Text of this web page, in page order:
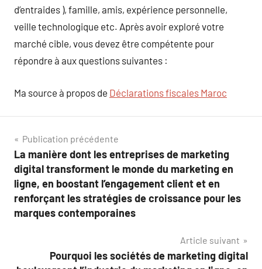
d’entraides ), famille, amis, expérience personnelle,
veille technologique etc. Après avoir exploré votre
marché cible, vous devez être compétente pour
répondre à aux questions suivantes :
Ma source à propos de Déclarations fiscales Maroc
Navigation
de
l’article
Publication précédente
La manière dont les entreprises de marketing
digital transforment le monde du marketing en
ligne, en boostant l’engagement client et en
renforçant les stratégies de croissance pour les
marques contemporaines
Article suivant
Pourquoi les sociétés de marketing digital